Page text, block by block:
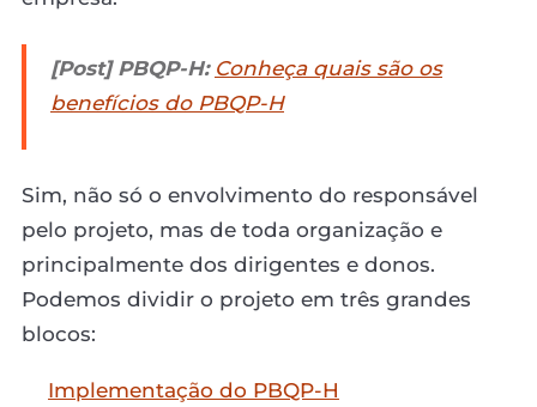
[Post] PBQP-H: Conheça quais são os
benefícios do PBQP-H
Sim, não só o envolvimento do responsável
pelo projeto, mas de toda organização e
principalmente dos dirigentes e donos.
Podemos dividir o projeto em três grandes
blocos:
Implementação do PBQP-H